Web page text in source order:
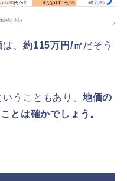
、 約115万円/㎡だそう
うこともあり、 地価の
とは確かでしょう。